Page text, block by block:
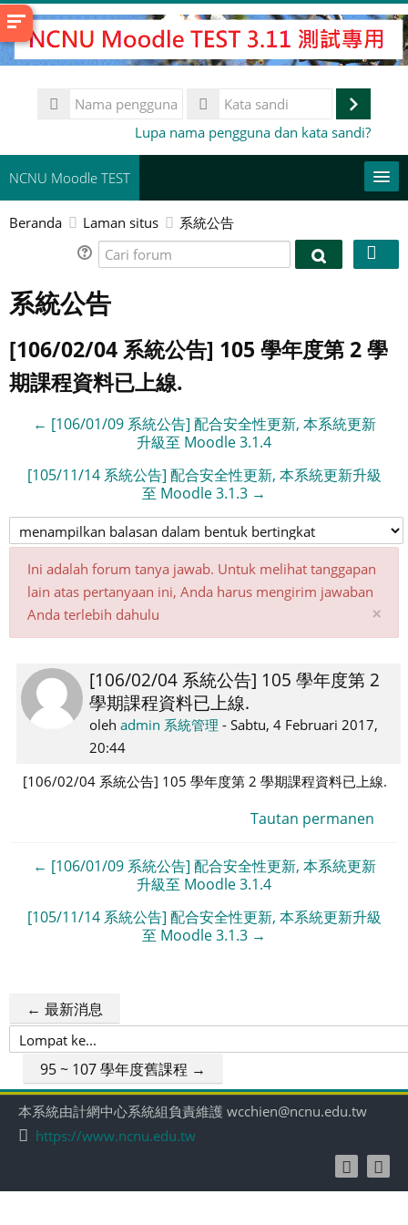
Lewati
ke
konten
Nama
pengguna
Masuk
Lupa nama pengguna dan kata sandi?
NCNU Moodle TEST
常用連結
Bahasa Indonesia ‎(id)‎
Beranda Laman situs 系統公告
Cari
Cari
系統公告
[106/02/04 系統公告] 105 學年度第 2 學
期課程資料已上線.
← [106/01/09 系統公告] 配合安全性更新, 本系統更新
升級至 Moodle 3.1.4
[105/11/14 系統公告] 配合安全性更新, 本系統更新升級
至 Moodle 3.1.3 →
Ini adalah forum tanya jawab. Untuk melihat tanggapan
lain atas pertanyaan ini, Anda harus mengirim jawaban
Anda terlebih dahulu
×
[106/02/04 系統公告] 105 學年度第 2
學期課程資料已上線.
oleh admin 系統管理 - Sabtu, 4 Februari 2017,
20:44
Jumlah
balasan:
0
[106/02/04 系統公告] 105 學年度第 2 學期課程資料已上線.
Tautan permanen
← [106/01/09 系統公告] 配合安全性更新, 本系統更新
升級至 Moodle 3.1.4
[105/11/14 系統公告] 配合安全性更新, 本系統更新升級
至 Moodle 3.1.3 →
← 最新消息
Lompat
95 ~ 107 學年度舊課程 →
本系統由計網中心系統組負責維護 wcchien@ncnu.edu.tw
https://www.ncnu.edu.tw